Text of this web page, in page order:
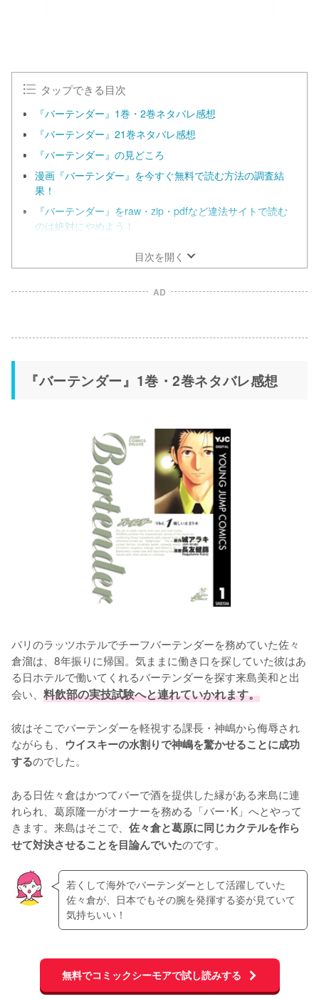
タップできる目次
『バーテンダー』1巻・2巻ネタバレ感想
『バーテンダー』21巻ネタバレ感想
『バーテンダー』の見どころ
漫画『バーテンダー』を今すぐ無料で読む方法の調査結
果！
『バーテンダー』をraw・zip・pdfなど違法サイトで読む
のは絶対にやめよう！
目次を開く
AD
『バーテンダー』1巻・2巻ネタバレ感想
パリのラッツホテルでチーフバーテンダーを務めていた佐々
倉溜は、8年振りに帰国。気ままに働き口を探していた彼はあ
る日ホテルで働いてくれるバーテンダーを探す来島美和と出
会い、 料飲部の実技試験へと連れていかれます。
彼はそこでバーテンダーを軽視する課長・神嶋から侮辱され
ながらも、 ウイスキーの水割りで神嶋を驚かせることに成功
するのでした。
ある日佐々倉はかつてバーで酒を提供した縁がある来島に連
れられ、葛原隆一がオーナーを務める「バー･K」へとやって
きます。来島はそこで、 佐々倉と葛原に同じカクテルを作ら
せて対決させることを目論んでいたのです。
若くして海外でバーテンダーとして活躍していた
佐々倉が、日本でもその腕を発揮する姿が見ていて
気持ちいい！
無料でコミックシーモアで試し読みする